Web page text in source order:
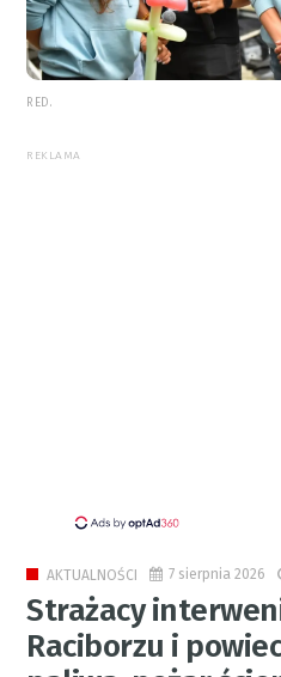
RED.
REKLAMA
AKTUALNOŚCI 7 sierpnia 2026
Strażacy
Raciborzu i